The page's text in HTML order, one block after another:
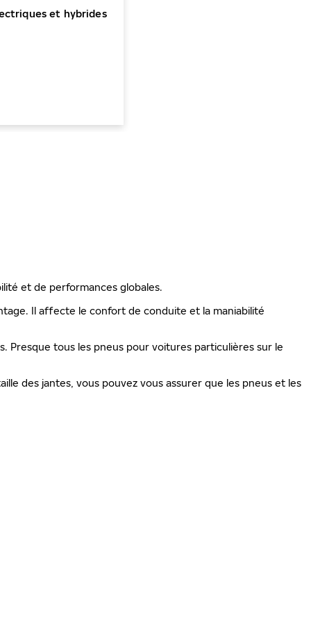
et hybrides
et de performances globales.
Il affecte le confort de conduite et la maniabilité
tous les pneus pour voitures particulières sur le
des jantes, vous pouvez vous assurer que les pneus et les